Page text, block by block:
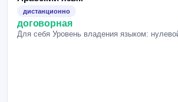
дистанционно
договорная
Для себя Уровень владения языком: